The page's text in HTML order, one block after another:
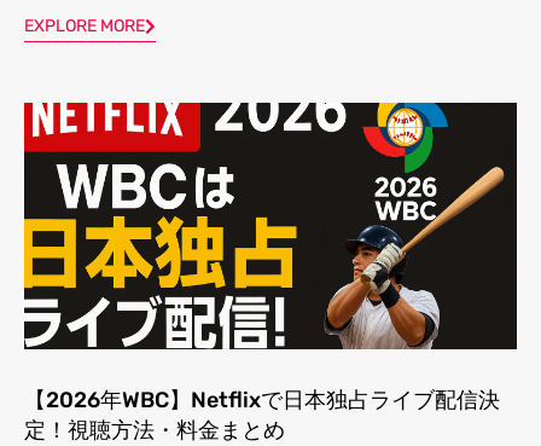
EXPLORE MORE
【2026年WBC】Netflixで日本独占ライブ配信決
定！視聴方法・料金まとめ